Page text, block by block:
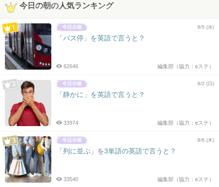
今日の朝の人気ランキング
8/5 (水)
「バス停」を英語で言うと？
編集部（協力：eステ）
62646
8/2 (日)
「静かに」を英語で言うと？
編集部（協力：eステ）
33974
8/6 (木)
「列に並ぶ」を3単語の英語で言うと？
編集部（協力：eステ）
33540